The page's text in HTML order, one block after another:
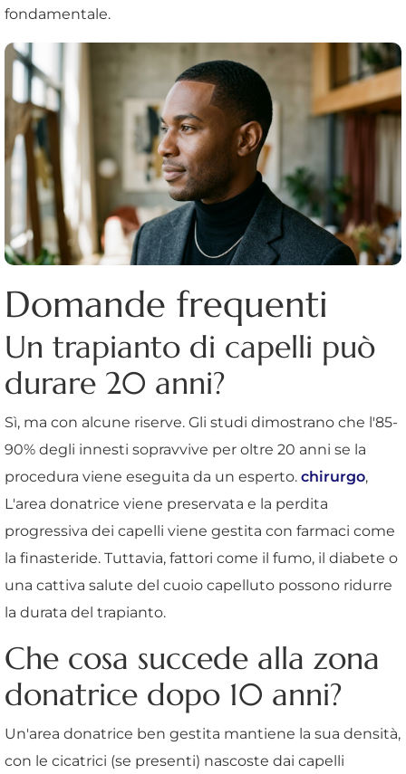
fondamentale.
Domande frequenti
Un trapianto di capelli può
durare 20 anni?
Sì, ma con alcune riserve. Gli studi dimostrano che l'85-
90% degli innesti sopravvive per oltre 20 anni se la
procedura viene eseguita da un esperto. chirurgo,
L'area donatrice viene preservata e la perdita
progressiva dei capelli viene gestita con farmaci come
la finasteride. Tuttavia, fattori come il fumo, il diabete o
una cattiva salute del cuoio capelluto possono ridurre
la durata del trapianto.
Che cosa succede alla zona
donatrice dopo 10 anni?
Un'area donatrice ben gestita mantiene la sua densità,
con le cicatrici (se presenti) nascoste dai capelli